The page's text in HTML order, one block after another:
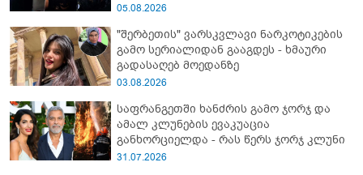
05.08.2026
"შერბეთის" ვარსკვლავი ნარკოტიკების
გამო სერიალიდან გააგდეს - ხმაური
გადასაღებ მოედანზე
03.08.2026
საფრანგეთში ხანძრის გამო ჯორჯ და
ამალ კლუნების ევაკუაცია
განხორციელდა - რას წერს ჯორჯ კლუნი
31.07.2026